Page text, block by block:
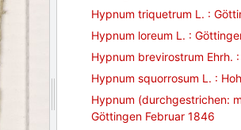
Hypnum triquetrum L. :
Hypnum loreum L. :
Hypnum brevirostrum Ehrh.
Hypnum squorrosum L. :
Hypnum (durchgestrichen:
Göttingen Februar 1846